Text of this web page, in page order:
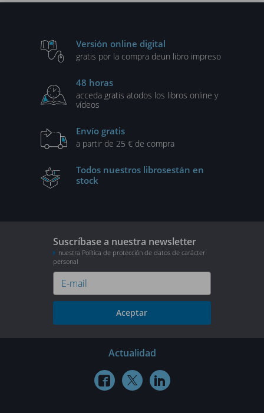
Versión online digital
gratis por la compra deun libro impreso
48 horas
acceda gratis atodos los libros online y
vídeos
Envío gratis
a partir de 25 € de compra
Todos nuestros librosestán en
stock
Suscríbase a nuestra newsletter
nuestra Política de protección de datos de carácter
personal
Aceptar
Actualidad
  